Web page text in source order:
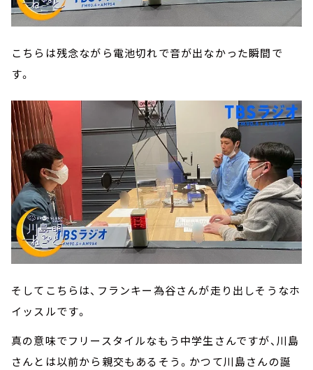
こちらは残念ながら電池切れで音が出なかった瞬間で
す。
そしてこちらは、フランキー為谷さんが走り出しそうなホ
イッスルです。
真の意味でフリースタイルなもう中学生さんですが、川島
さんとは以前から親交もあるそう。かつて川島さんの誕